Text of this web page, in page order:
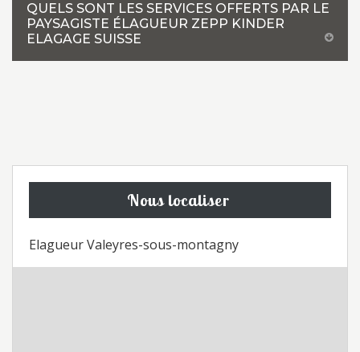
QUELS SONT LES SERVICES OFFERTS PAR LE
PAYSAGISTE ÉLAGUEUR ZEPP KINDER
ELAGAGE SUISSE
Nous localiser
Elagueur Valeyres-sous-montagny